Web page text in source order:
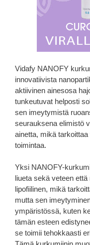
Vidafy NANOFY
innovatiivista
aktiivinen ainesosa
tunkeutuvat helposti
sen imeytymistä
seurauksena elimistö
ainetta, mikä
toimintaa.
Yksi NANOFY-
liueta sekä veteen
lipofiilinen, mikä
mutta sen
ympäristössä, kuten
tämän esteen
se toimii tehokkaasti